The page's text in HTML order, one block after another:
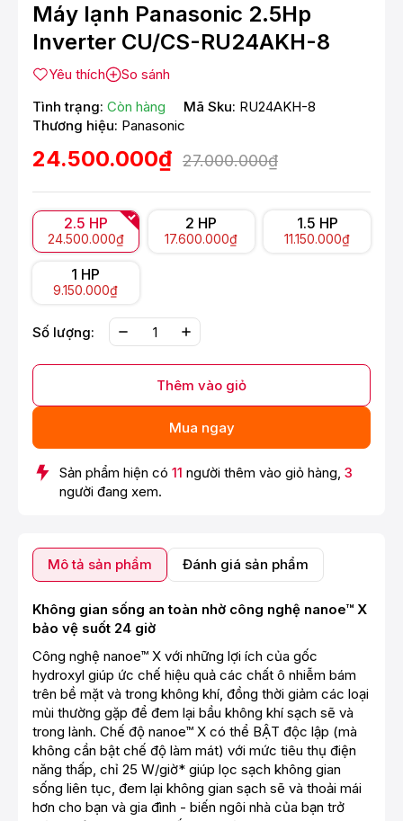
Máy lạnh Panasonic 2.5Hp
Inverter CU/CS-RU24AKH-8
Yêu thích
So sánh
Tình trạng: Còn hàng Mã Sku: RU24AKH-8
Thương hiệu: Panasonic
24.500.000₫ 27.000.000₫
2.5 HP
24.500.000₫
2 HP
17.600.000₫
1.5 HP
11.150.000₫
1 HP
9.150.000₫
Số lượng:
Thêm vào giỏ
Mua ngay
Sản phẩm hiện có 11 người thêm vào giỏ hàng, 3
người đang xem.
Mô tả sản phẩm Đánh giá sản phẩm
Không gian sống an toàn nhờ công nghệ nanoe™ X
bảo vệ suốt 24 giờ
Công nghệ nanoe™ X với những lợi ích của gốc
hydroxyl giúp ức chế hiệu quả các chất ô nhiễm bám
trên bề mặt và trong không khí, đồng thời giảm các loại
mùi thường gặp để đem lại bầu không khí sạch sẽ và
trong lành. Chế độ nanoe™ X có thể BẬT độc lập (mà
không cần bật chế độ làm mát) với mức tiêu thụ điện
năng thấp, chỉ 25 W/giờ* giúp lọc sạch không gian
sống liên tục, đem lại không gian sạch sẽ và thoải mái
hơn cho bạn và gia đình - biến ngôi nhà của bạn trở